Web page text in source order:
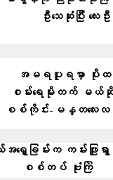
ဦးသေဆုံးပြီး လ
အမရပူရမှာ ပို
စမ်းရေမိုးတက် မ
စစ်ကိုင်း-မန္တလေး
ခြမ်းက ကမ်းဖြူရွာစ
စစ်တပ် ဗုံးကြဲ